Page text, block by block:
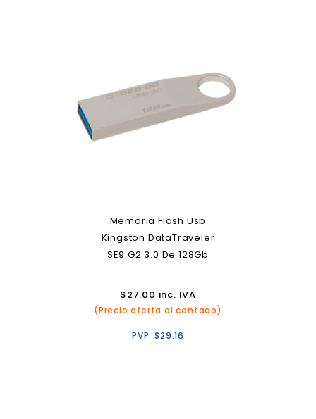
Memoria Flash Usb
Kingston DataTraveler
SE9 G2 3.0 De 128Gb
$27.00 inc. IVA
(Precio oferta al contado)
PVP:$29.16